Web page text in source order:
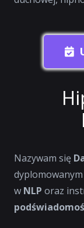
Nazywam się
dyplomowanym
w NLP oraz